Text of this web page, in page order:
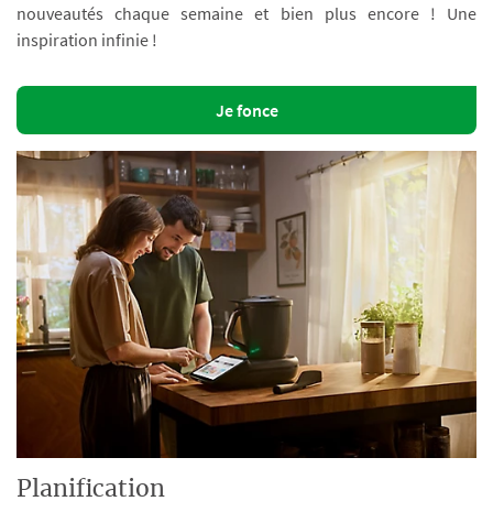
nouveautés chaque semaine et bien plus encore ! Une
inspiration infinie !
Je fonce
Planification